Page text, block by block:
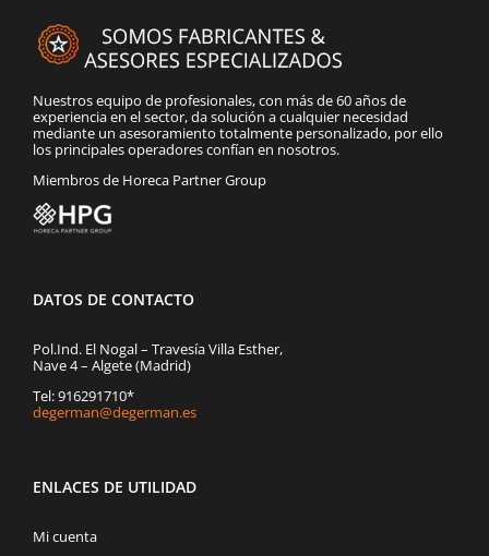
Nuestros equipo de profesionales, con más de 60 años de
experiencia en el sector, da solución a cualquier necesidad
mediante un asesoramiento totalmente personalizado, por ello
los principales operadores confían en nosotros.
Miembros de Horeca Partner Group
DATOS DE CONTACTO
Pol.Ind. El Nogal – Travesía Villa Esther,
Nave 4 – Algete (Madrid)
Tel: 916291710*
degerman@degerman.es
ENLACES DE UTILIDAD
Mi cuenta